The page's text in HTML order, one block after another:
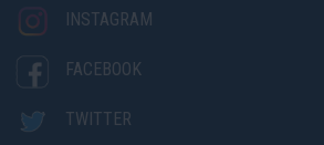
INSTAGRAM
FACEBOOK
TWITTER